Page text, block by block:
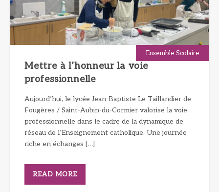
Ensemble Scolaire
Mettre à l’honneur la voie
professionnelle
Aujourd’hui, le lycée Jean-Baptiste Le Taillandier de
Fougères / Saint-Aubin-du-Cormier valorise la voie
professionnelle dans le cadre de la dynamique de
réseau de l’Enseignement catholique. Une journée
riche en échanges […]
READ MORE